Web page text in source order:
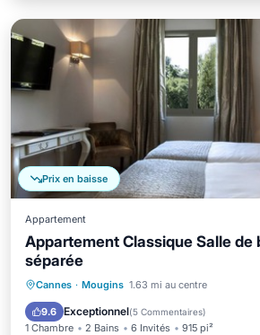
Prix en baisse
Appartement
Appartement Classique Salle de
séparée
Cannes · Mougins 1.63 mi au centre
9.6 Exceptionnel(5 Commentaires)
1 Chambre 2 Bains 6 Invités 915 pi²
Front de mer Parking
Vue sur l’océan